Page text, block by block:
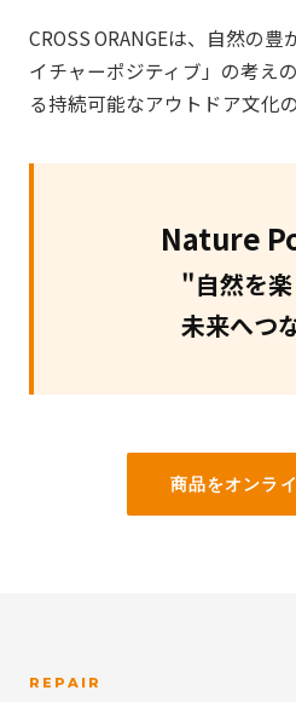
CROSS ORANGEは、自然の
イチャーポジティブ」の考え
る持続可能なアウトドア文化
Nature
"自然を楽
未来へつ
商品をオンラ
REPAIR